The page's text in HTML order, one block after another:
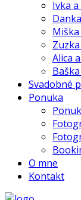
Ivka a
Alica
Svadobné
Ponuka
O mne
Kontakt